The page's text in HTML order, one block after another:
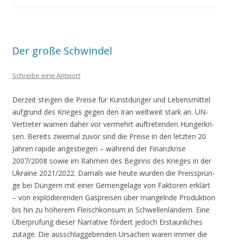
Der große Schwindel
Schreibe eine Antwort
Der­zeit stei­gen die Prei­se für Kunst­dün­ger und Lebens­mit­tel
auf­grund des Krie­ges gegen den Iran welt­weit stark an. UN-
Ver­tre­ter war­nen daher vor ver­mehrt auf­tre­ten­den Hun­ger­kri­
sen. Bereits zwei­mal zuvor sind die Prei­se in den letz­ten 20
Jah­ren rapi­de ange­stie­gen – wäh­rend der Finanz­kri­se
2007/2008 sowie im Rah­men des Beginns des Krie­ges in der
Ukrai­ne 2021/2022. Damals wie heu­te wur­den die Preis­sprün­
ge bei Dün­gern mit einer Gemenge­la­ge von Fak­to­ren erklärt
– von explo­die­ren­den Gas­prei­sen über man­geln­de Pro­duk­ti­on
bis hin zu höhe­rem Fleisch­kon­sum in Schwel­len­län­dern. Eine
Über­prü­fung die­ser Nar­ra­ti­ve för­dert jedoch Erstaun­li­ches
zuta­ge. Die aus­schlag­ge­ben­den Ursa­chen waren immer die